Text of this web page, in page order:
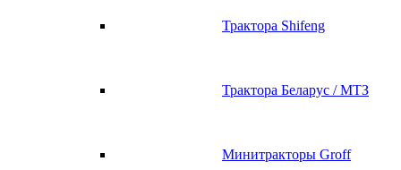
Трактора Shifeng
Трактора Беларус / МТЗ
Минитракторы Groff